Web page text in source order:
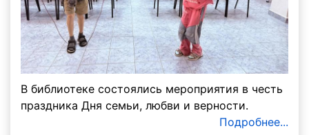
В библиотеке состоялись мероприятия в честь
праздника Дня семьи, любви и верности.
Подробнее...